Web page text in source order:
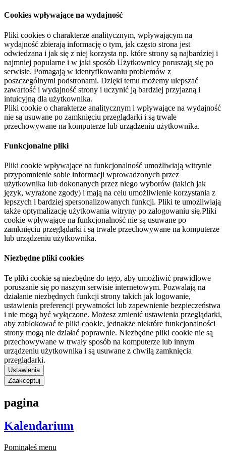
Cookies wpływające na wydajność
Pliki cookies o charakterze analitycznym, wpływającym na
wydajność zbierają informację o tym, jak często strona jest
odwiedzana i jak się z niej korzysta np. które strony są najbardziej i
najmniej popularne i w jaki sposób Użytkownicy poruszają się po
serwisie. Pomagają w identyfikowaniu problemów z
poszczególnymi podstronami. Dzięki temu możemy ulepszać
zawartość i wydajność strony i uczynić ją bardziej przyjazną i
intuicyjną dla użytkownika.
Pliki cookie o charakterze analitycznym i wpływające na wydajność
nie są usuwane po zamknięciu przeglądarki i są trwale
przechowywane na komputerze lub urządzeniu użytkownika.
Funkcjonalne pliki
Pliki cookie wpływające na funkcjonalność umożliwiają witrynie
przypomnienie sobie informacji wprowadzonych przez
użytkownika lub dokonanych przez niego wyborów (takich jak
język, wyrażone zgody) i mają na celu umożliwienie korzystania z
lepszych i bardziej spersonalizowanych funkcji. Pliki te umożliwiają
także optymalizację użytkowania witryny po zalogowaniu się.Pliki
cookie wpływające na funkcjonalność nie są usuwane po
zamknięciu przeglądarki i są trwale przechowywane na komputerze
lub urządzeniu użytkownika.
Niezbędne pliki cookies
Te pliki cookie są niezbędne do tego, aby umożliwić prawidłowe
poruszanie się po naszym serwisie internetowym. Pozwalają na
działanie niezbędnych funkcji strony takich jak logowanie,
ustawienia preferencji prywatności lub zapewnienie bezpieczeństwa
i nie mogą być wyłączone. Możesz zmienić ustawienia przeglądarki,
aby zablokować te pliki cookie, jednakże niektóre funkcjonalności
strony mogą nie działać poprawnie. Niezbędne pliki cookie nie są
przechowywane w trwały sposób na komputerze lub innym
urządzeniu użytkownika i są usuwane z chwilą zamknięcia
przeglądarki.
Ustawienia
Zaakceptuj
pagina
Kalendarium
Pominąłeś menu